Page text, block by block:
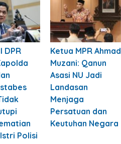
DPR
Polisi
Ketua MPR Ahmad
Muzani: Qanun
Asasi NU Jadi
Landasan
Menjaga
Persatuan dan
Keutuhan Negara